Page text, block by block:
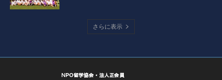
さらに表示